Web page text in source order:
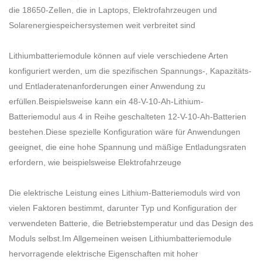
die 18650-Zellen, die in Laptops, Elektrofahrzeugen und
Solarenergiespeichersystemen weit verbreitet sind
Lithiumbatteriemodule können auf viele verschiedene Arten
konfiguriert werden, um die spezifischen Spannungs-, Kapazitäts-
und Entladeratenanforderungen einer Anwendung zu
erfüllen.Beispielsweise kann ein 48-V-10-Ah-Lithium-
Batteriemodul aus 4 in Reihe geschalteten 12-V-10-Ah-Batterien
bestehen.Diese spezielle Konfiguration wäre für Anwendungen
geeignet, die eine hohe Spannung und mäßige Entladungsraten
erfordern, wie beispielsweise Elektrofahrzeuge
Die elektrische Leistung eines Lithium-Batteriemoduls wird von
vielen Faktoren bestimmt, darunter Typ und Konfiguration der
verwendeten Batterie, die Betriebstemperatur und das Design des
Moduls selbst.Im Allgemeinen weisen Lithiumbatteriemodule
hervorragende elektrische Eigenschaften mit hoher